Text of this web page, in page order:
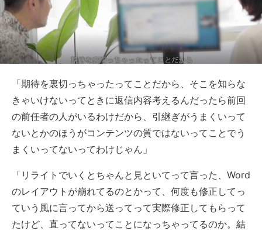
「期待を裏切っちゃったってことだから、そこを知らな
きゃいけないってときに返信内容考えるんだったら前回
の前任者の人がいるわけだから、引継ぎがうまくいって
ないとかのほうがコンテンツの質ではないってことでう
まくいってないってわけじゃん」
「リライトでいくとちゃんと見といてって言った、Word
のレイアウトが崩れてるのとかって、何度も修正してっ
ていう風に言ってから送ってって実際修正してもらって
たけど、直ってないってことになっちゃってるのか。結